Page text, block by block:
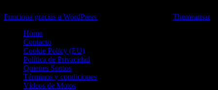
Funciona gracias a WordPress
Themeansar.
Home
Contacto
Cookie Policy (EU)
Política de Privacidad
Quienes Somos
Términos y condiciones
Vídeos de Motos